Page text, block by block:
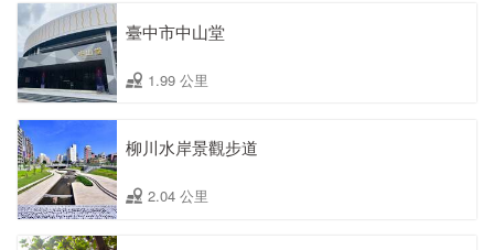
臺中市中山堂
1.99 公里
柳川水岸景觀步道
2.04 公里